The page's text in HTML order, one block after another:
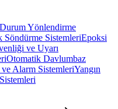
Yönlendirme
SistemleriEpoksi
ve Uyarı
Otomatik Davlumbaz
ve Alarm SistemleriYangın